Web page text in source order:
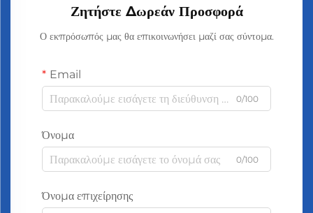
Ζητήστε Δωρεάν Προσφορά
Ο εκπρόσωπός μας θα επικοινωνήσει μαζί σας σύντομα.
Email
0/100
Όνομα
0/100
Όνομα επιχείρησης